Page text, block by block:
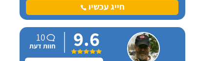
לנו כלבה שהיו לה בעיות
התנהגות שונות וזאת שהכי
אכילה מפח הזבל הביתי.
חייג עכשיו
9.6
10
חוות דעת